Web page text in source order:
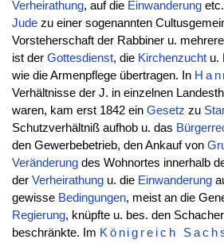
Verheirathung, auf die Einwanderungetc.
Judezu einer sogenannten
Vorsteherschaft der Rabbiner u. mehrere
ist der Gottesdienst, die Kirchenzuchtu.
wie die Armenpflege übertragen. In
Verhältnisse der J. in einzelnen
waren, kam erst 1842 ein Gesetz zu
Schutzverhältniß aufhob u. das
den Gewerbebetrieb, den Ankauf von
Veränderungdes Wohnortes innerhalb
der Verheirathungu. die Einwanderung
gewisse Bedingungen, meist an die
Regierung, knüpfte u. bes. den
beschränkte. Im Königreich